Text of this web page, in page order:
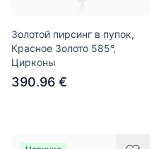
Золотой пирсинг в пупок,
Красное Золото 585°,
Цирконы
390.96 €